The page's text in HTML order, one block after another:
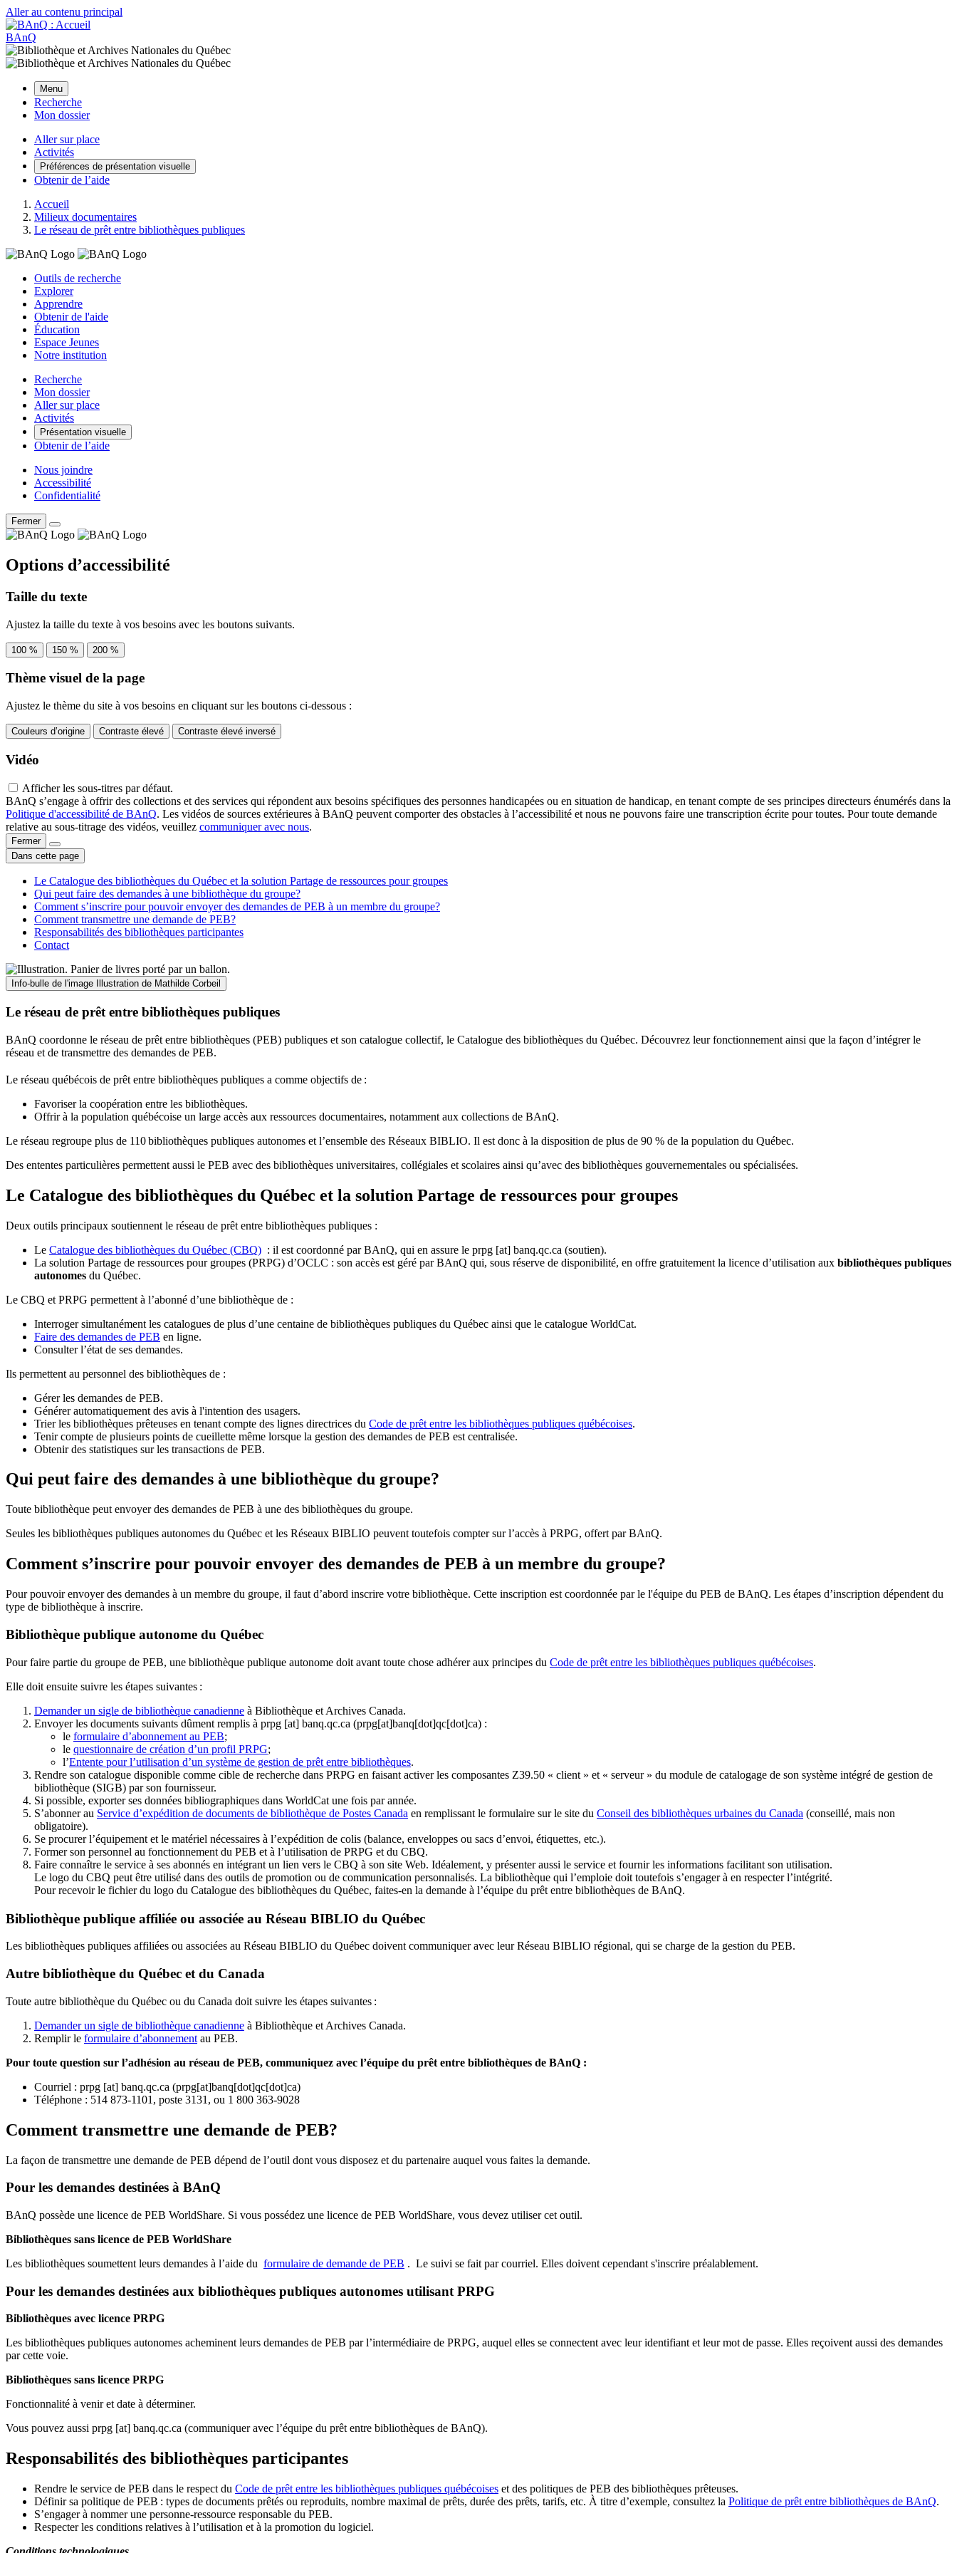
Aller au contenu principal
BAnQ
Menu
Recherche
Mon dossier
Aller sur place
Activités
Préférences de présentation visuelle
Obtenir de l’aide
Accueil
Milieux documentaires
Le réseau de prêt entre bibliothèques publiques
Outils de recherche
Explorer
Apprendre
Obtenir de l'aide
Éducation
Espace Jeunes
Notre institution
Recherche
Mon dossier
Aller sur place
Activités
Présentation visuelle
Obtenir de l’aide
Nous joindre
Accessibilité
Confidentialité
Fermer
Options d’accessibilité
Taille du texte
Ajustez la taille du texte à vos besoins avec les boutons suivants.
100 % 150 % 200 %
Thème visuel de la page
Ajustez le thème du site à vos besoins en cliquant sur les boutons ci-dessous :
Couleurs d’origine Contraste élevé Contraste élevé inversé
Vidéo
Afficher les sous-titres par défaut.
BAnQ s’engage à offrir des collections et des services qui répondent aux besoins spécifiques des personnes handicapées ou en situation de handicap, en tenant compte de ses principes directeurs énumérés dans la
Politique d'accessibilité de BAnQ. Les vidéos de sources extérieures à BAnQ peuvent comporter des obstacles à l’accessibilité et nous ne pouvons faire une transcription écrite pour toutes. Pour toute demande
relative au sous-titrage des vidéos, veuillez communiquer avec nous.
Fermer
Dans cette page
Le Catalogue des bibliothèques du Québec et la solution Partage de ressources pour groupes
Qui peut faire des demandes à une bibliothèque du groupe?
Comment s’inscrire pour pouvoir envoyer des demandes de PEB à un membre du groupe?
Comment transmettre une demande de PEB?
Responsabilités des bibliothèques participantes
Contact
Info-bulle de l'image Illustration de Mathilde Corbeil
Le réseau de prêt entre bibliothèques publiques
BAnQ coordonne le réseau de prêt entre bibliothèques (PEB) publiques et son catalogue collectif, le Catalogue des bibliothèques du Québec. Découvrez leur fonctionnement ainsi que la façon d’intégrer le
réseau et de transmettre des demandes de PEB.
Le réseau québécois de prêt entre bibliothèques publiques a comme objectifs de :
Favoriser la coopération entre les bibliothèques.
Offrir à la population québécoise un large accès aux ressources documentaires, notamment aux collections de BAnQ.
Le réseau regroupe plus de 110bibliothèques publiques autonomes et l’ensemble des Réseaux BIBLIO. Il est donc à la disposition de plus de 90 % de la population du Québec.
Des ententes particulières permettent aussi le PEB avec des bibliothèques universitaires, collégiales et scolaires ainsi qu’avec des bibliothèques gouvernementales ou spécialisées.
Le Catalogue des bibliothèques du Québec et la solution Partage de ressources pour groupes
Deux outils principaux soutiennent le réseau de prêt entre bibliothèques publiques :
Le Catalogue des bibliothèques du Québec (CBQ) : il est coordonné par BAnQ, qui en assure le prpg [at] banq.qc.ca (soutien).
La solution Partage de ressources pour groupes (PRPG) d’OCLC : son accès est géré par BAnQ qui, sous réserve de disponibilité, en offre gratuitement la licence d’utilisation aux bibliothèques publiques
autonomes du Québec.
Le CBQ et PRPG permettent à l’abonné d’une bibliothèque de :
Interroger simultanément les catalogues de plus d’une centaine de bibliothèques publiques du Québec ainsi que le catalogue WorldCat.
Faire des demandes de PEB en ligne.
Consulter l’état de ses demandes.
Ils permettent au personnel des bibliothèques de :
Gérer les demandes de PEB.
Générer automatiquement des avis à l'intention des usagers.
Trier les bibliothèques prêteuses en tenant compte des lignes directrices du Code de prêt entre les bibliothèques publiques québécoises.
Tenir compte de plusieurs points de cueillette même lorsque la gestion des demandes de PEB est centralisée.
Obtenir des statistiques sur les transactions de PEB.
Qui peut faire des demandes à une bibliothèque du groupe?
Toute bibliothèque peut envoyer des demandes de PEB à une des bibliothèques du groupe.
Seules les bibliothèques publiques autonomes du Québec et les Réseaux BIBLIO peuvent toutefois compter sur l’accès à PRPG, offert par BAnQ.
Comment s’inscrire pour pouvoir envoyer des demandes de PEB à un membre du groupe?
Pour pouvoir envoyer des demandes à un membre du groupe, il faut d’abord inscrire votre bibliothèque. Cette inscription est coordonnée par le l'équipe du PEB de BAnQ. Les étapes d’inscription dépendent du
type de bibliothèque à inscrire.
Bibliothèque publique autonome du Québec
Pour faire partie du groupe de PEB, une bibliothèque publique autonome doit avant toute chose adhérer aux principes du Code de prêt entre les bibliothèques publiques québécoises.
Elle doit ensuite suivre les étapes suivantes :
Demander un sigle de bibliothèque canadienne à Bibliothèque et Archives Canada.
Envoyer les documents suivants dûment remplis à prpg [at] banq.qc.ca (prpg[at]banq[dot]qc[dot]ca) :
le formulaire d’abonnement au PEB;
le questionnaire de création d’un profil PRPG;
l’Entente pour l’utilisation d’un système de gestion de prêt entre bibliothèques.
Rendre son catalogue disponible comme cible de recherche dans PRPG en faisant activer les composantes Z39.50 « client » et « serveur » du module de catalogage de son système intégré de gestion de
bibliothèque (SIGB) par son fournisseur.
Si possible, exporter ses données bibliographiques dans WorldCat une fois par année.
S’abonner au Service d’expédition de documents de bibliothèque de Postes Canada en remplissant le formulaire sur le site du Conseil des bibliothèques urbaines du Canada (conseillé, mais non
obligatoire).
Se procurer l’équipement et le matériel nécessaires à l’expédition de colis (balance, enveloppes ou sacs d’envoi, étiquettes, etc.).
Former son personnel au fonctionnement du PEB et à l’utilisation de PRPG et du CBQ.
Faire connaître le service à ses abonnés en intégrant un lien vers le CBQ à son site Web. Idéalement, y présenter aussi le service et fournir les informations facilitant son utilisation.
Le logo du CBQ peut être utilisé dans des outils de promotion ou de communication personnalisés. La bibliothèque qui l’emploie doit toutefois s’engager à en respecter l’intégrité.
Pour recevoir le fichier du logo du Catalogue des bibliothèques du Québec, faites-en la demande à l’équipe du prêt entre bibliothèques de BAnQ.
Bibliothèque publique affiliée ou associée au Réseau BIBLIO du Québec
Les bibliothèques publiques affiliées ou associées au Réseau BIBLIO du Québec doivent communiquer avec leur Réseau BIBLIO régional, qui se charge de la gestion du PEB.
Autre bibliothèque du Québec et du Canada
Toute autre bibliothèque du Québec ou du Canada doit suivre les étapes suivantes :
Demander un sigle de bibliothèque canadienne à Bibliothèque et Archives Canada.
Remplir le formulaire d’abonnement au PEB.
Pour toute question sur l’adhésion au réseau de PEB, communiquez avec l’équipe du prêt entre bibliothèques de BAnQ :
Courriel : prpg [at] banq.qc.ca (prpg[at]banq[dot]qc[dot]ca)
Téléphone : 514 873-1101, poste 3131, ou 1 800 363-9028
Comment transmettre une demande de PEB?
La façon de transmettre une demande de PEB dépend de l’outil dont vous disposez et du partenaire auquel vous faites la demande.
Pour les demandes destinées à BAnQ
BAnQ possède une licence de PEB WorldShare. Si vous possédez une licence de PEB WorldShare, vous devez utiliser cet outil.
Bibliothèques sans licence de PEB WorldShare
Les bibliothèques soumettent leurs demandes à l’aide du formulaire de demande de PEB . Le suivi se fait par courriel. Elles doivent cependant s'inscrire préalablement.
Pour les demandes destinées aux bibliothèques publiques autonomes utilisant PRPG
Bibliothèques avec licence PRPG
Les bibliothèques publiques autonomes acheminent leurs demandes de PEB par l’intermédiaire de PRPG, auquel elles se connectent avec leur identifiant et leur mot de passe. Elles reçoivent aussi des demandes
par cette voie.
Bibliothèques sans licence PRPG
Fonctionnalité à venir et date à déterminer.
Vous pouvez aussi prpg [at] banq.qc.ca (communiquer avec l’équipe du prêt entre bibliothèques de BAnQ).
Responsabilités des bibliothèques participantes
Rendre le service de PEB dans le respect du Code de prêt entre les bibliothèques publiques québécoises et des politiques de PEB des bibliothèques prêteuses.
Définir sa politique de PEB : types de documents prêtés ou reproduits, nombre maximal de prêts, durée des prêts, tarifs, etc. À titre d’exemple, consultez la Politique de prêt entre bibliothèques de BAnQ.
S’engager à nommer une personne-ressource responsable du PEB.
Respecter les conditions relatives à l’utilisation et à la promotion du logiciel.